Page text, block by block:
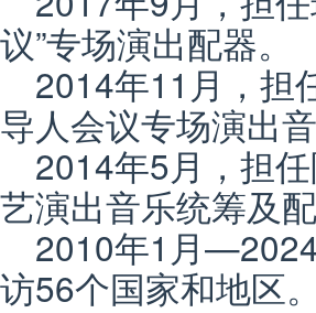
议”专场演出配器。
2014年11月，担
导人会议专场演出
2014年5月，担
艺演出音乐统筹及配
2010年1月
访56个国家和地区。